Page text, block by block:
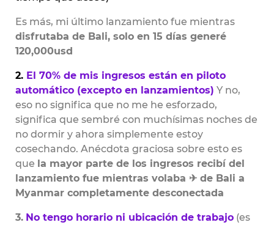
Es más, mi último lanzamiento fue mientras
disfrutaba de Bali, solo en 15 días generé
120,000usd
2. El 70% de mis ingresos están en piloto
automático (excepto en lanzamientos) Y no,
eso no significa que no me he esforzado,
significa que sembré con muchísimas noches de
no dormir y ahora simplemente estoy
cosechando. Anécdota graciosa sobre esto es
que la mayor parte de los ingresos recibí del
lanzamiento fue mientras volaba ✈ de Bali a
Myanmar completamente desconectada
3. No tengo horario ni ubicación de trabajo (es